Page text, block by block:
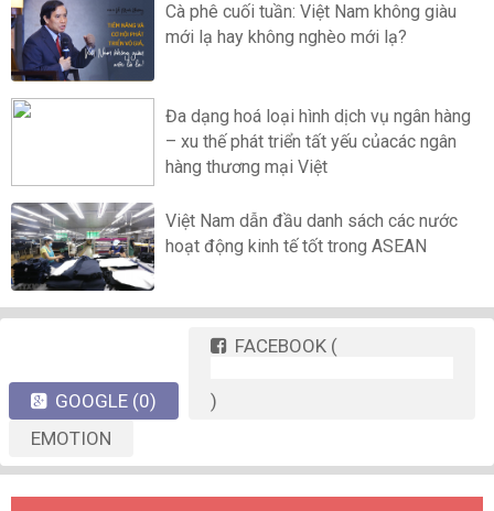
Cà phê cuối tuần: Việt Nam không giàu
mới lạ hay không nghèo mới lạ?
Đa dạng hoá loại hình dịch vụ ngân hàng
– xu thế phát triển tất yếu củacác ngân
hàng thương mại Việt
Việt Nam dẫn đầu danh sách các nước
hoạt động kinh tế tốt trong ASEAN
GOOGLE (0)
FACEBOOK (
)
EMOTION